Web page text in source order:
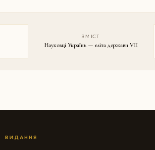
ЗМІСТ
Науковці України — еліта держави VII
ВИДАННЯ